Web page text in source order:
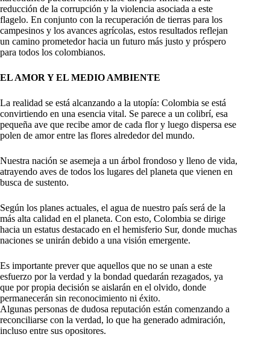
reducción de la corrupción y la violencia asociada a este
flagelo. En conjunto con la recuperación de tierras para los
campesinos y los avances agrícolas, estos resultados reflejan
un camino prometedor hacia un futuro más justo y próspero
para todos los colombianos.
EL AMOR Y EL MEDIO AMBIENTE
La realidad se está alcanzando a la utopía: Colombia se está
convirtiendo en una esencia vital. Se parece a un colibrí, esa
pequeña ave que recibe amor de cada flor y luego dispersa ese
polen de amor entre las flores alrededor del mundo.
Nuestra nación se asemeja a un árbol frondoso y lleno de vida,
atrayendo aves de todos los lugares del planeta que vienen en
busca de sustento.
Según los planes actuales, el agua de nuestro país será de la
más alta calidad en el planeta. Con esto, Colombia se dirige
hacia un estatus destacado en el hemisferio Sur, donde muchas
naciones se unirán debido a una visión emergente.
Es importante prever que aquellos que no se unan a este
esfuerzo por la verdad y la bondad quedarán rezagados, ya
que por propia decisión se aislarán en el olvido, donde
permanecerán sin reconocimiento ni éxito.
Algunas personas de dudosa reputación están comenzando a
reconciliarse con la verdad, lo que ha generado admiración,
incluso entre sus opositores.